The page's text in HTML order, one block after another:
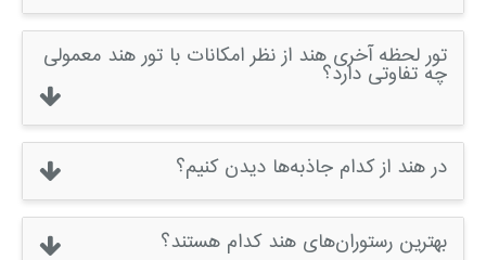
تور لحظه آخری هند از نظر امکانات با تور هند معمولی
چه تفاوتی دارد؟
در هند از کدام جاذبه‌ها دیدن کنیم؟
بهترین رستوران‌های هند کدام هستند؟